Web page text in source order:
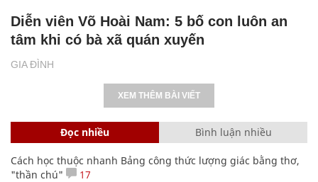
GIA ĐÌNH
Diễn viên Võ Hoài Nam: 5 bố con luôn an
tâm khi có bà xã quán xuyến
XEM THÊM BÀI VIẾT
Đọc nhiều Bình luận nhiều
Cách học thuộc nhanh Bảng công thức lượng giác bằng thơ,
"thần chú"
17